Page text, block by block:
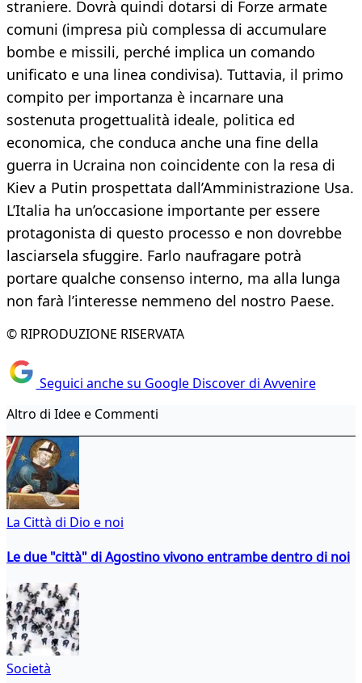
straniere. Dovrà quindi dotarsi di Forze armate
comuni (impresa più complessa di accumulare
bombe e missili, perché implica un comando
unificato e una linea condivisa). Tuttavia, il primo
compito per importanza è incarnare una
sostenuta progettualità ideale, politica ed
economica, che conduca anche una fine della
guerra in Ucraina non coincidente con la resa di
Kiev a Putin prospettata dall’Amministrazione Usa.
L’Italia ha un’occasione importante per essere
protagonista di questo processo e non dovrebbe
lasciarsela sfuggire. Farlo naufragare potrà
portare qualche consenso interno, ma alla lunga
non farà l’interesse nemmeno del nostro Paese.
© RIPRODUZIONE RISERVATA
Seguici anche su Google Discover di Avvenire
Altro di Idee e Commenti
La Città di Dio e noi
Le due "città" di Agostino vivono entrambe dentro di noi
Società